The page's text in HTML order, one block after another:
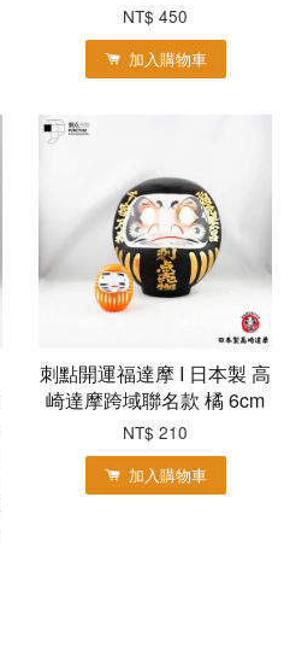
NT$ 450
加入購物車
刺點開運福達摩 I 日本製 高
崎達摩跨域聯名款 橘 6cm
NT$ 210
加入購物車